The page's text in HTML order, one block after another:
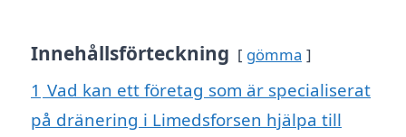
Innehållsförteckning gömma
1 Vad kan ett företag som är specialiserat
på dränering i Limedsforsen hjälpa till